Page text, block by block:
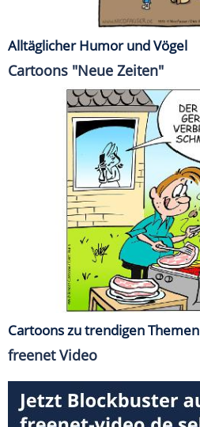
Alltäglicher Humor und Vögel
Cartoons "Neue Zeiten"
Cartoons zu trendigen Themen
freenet Video